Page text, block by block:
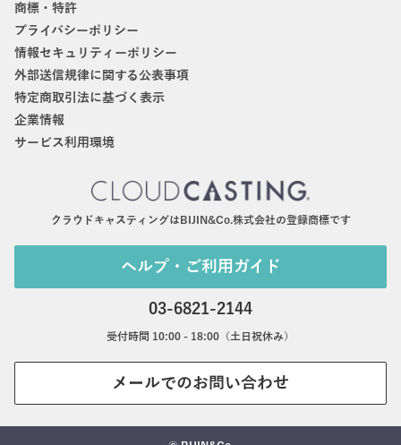
商標・特許
プライバシーポリシー
情報セキュリティーポリシー
外部送信規律に関する公表事項
特定商取引法に基づく表示
企業情報
サービス利用環境
クラウドキャスティングはBIJIN&Co.株式会社の登録商標です
ヘルプ・ご利用ガイド
03-6821-2144
受付時間 10:00 - 18:00（土日祝休み）
メールでのお問い合わせ